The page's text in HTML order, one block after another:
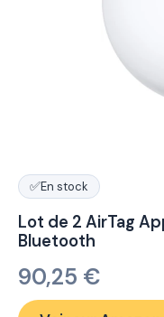
✅En stock
Lot de 2 AirTag
Bluetooth
90,25 €